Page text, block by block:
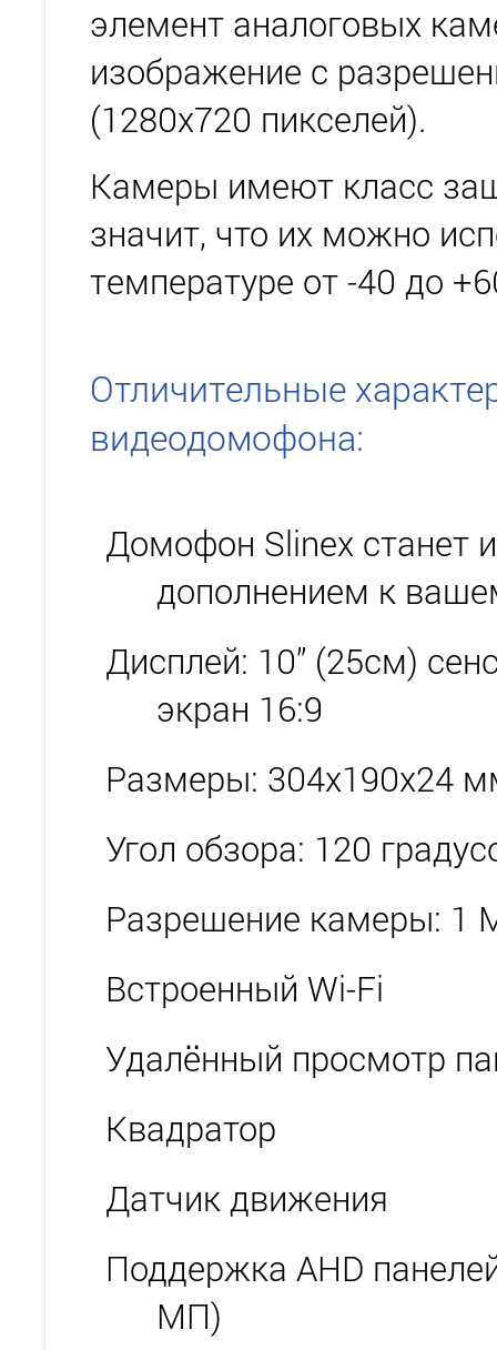
элемент аналоговых
изображение с
(1280х720 пикселей).
Камеры имеют класс
значит, что их можно
температуре от -40 до
Отличительные
видеодомофона:
Домофон Slinex станет
дополнением к
Дисплей: 10” (25см)
экран 16:9
Размеры: 304x190x24
Угол обзора: 120
Разрешение камеры: 1
Встроенный Wi-Fi
Удалённый просмотр
Квадратор
Датчик движения
Поддержка AHD
МП)